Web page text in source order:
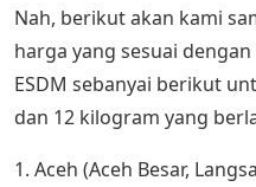
Nah, berikut akan kami
harga yang sesuai
ESDM sebanyai berikut
dan 12 kilogram yang
1. Aceh (Aceh Besar,